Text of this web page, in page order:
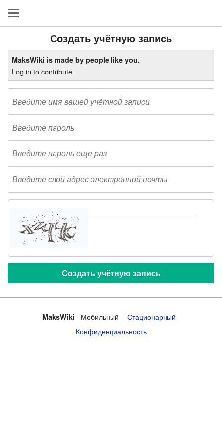
Создать учётную запись
MaksWiki is made by people like you.
Log in to contribute.
MaksWiki Мобильный
Стационарный
Конфиденциальность